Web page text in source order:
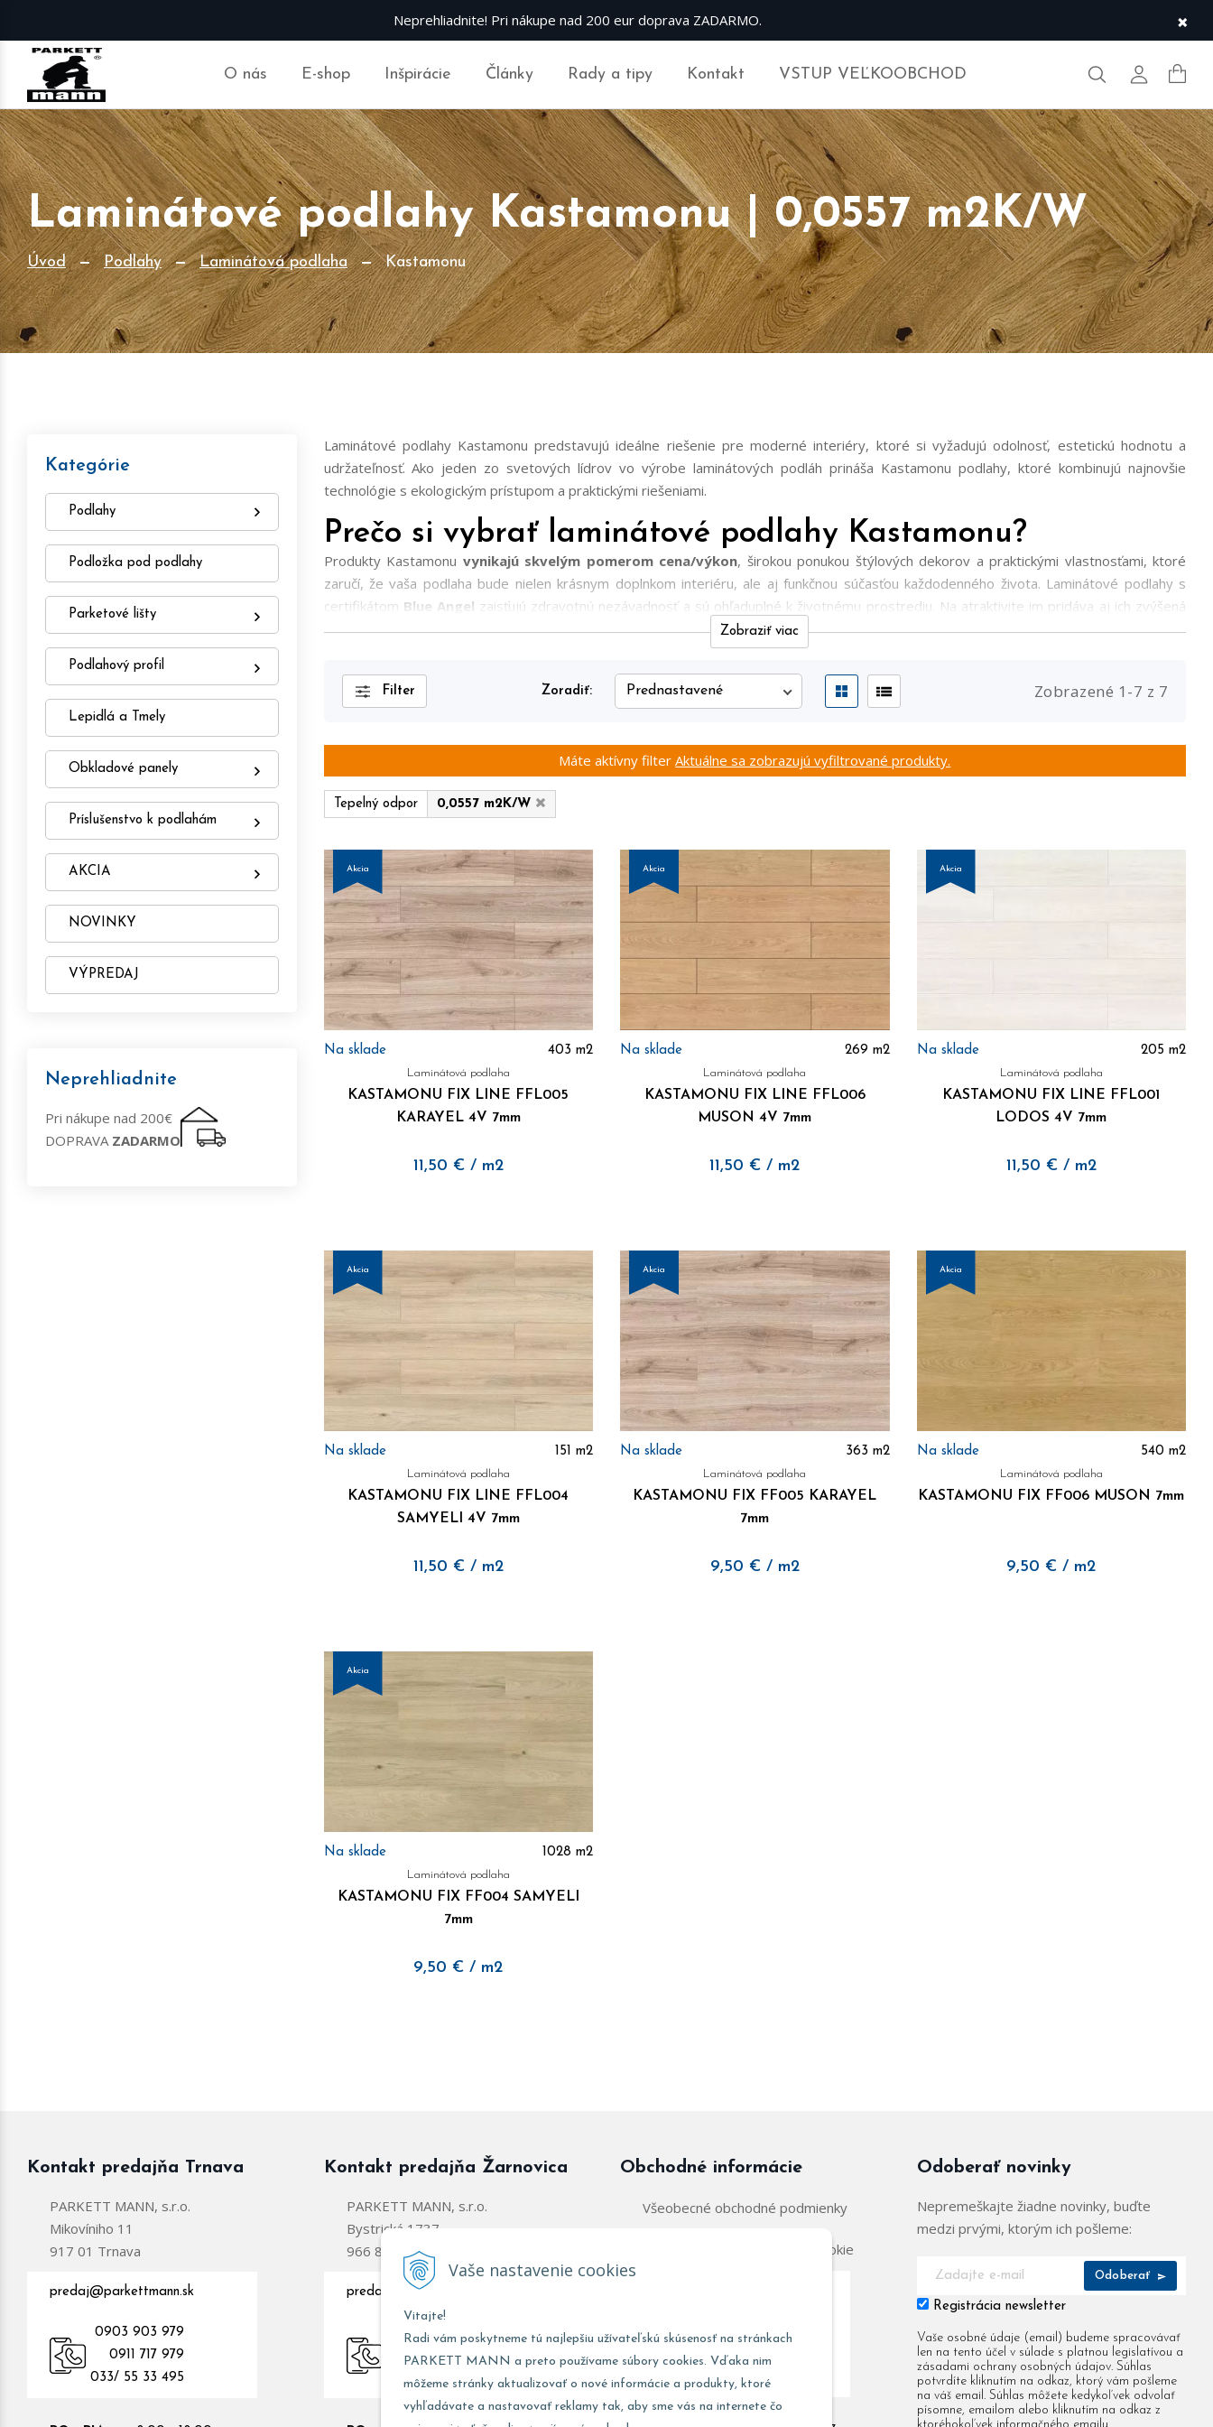
Vaše nastavenie cookies
Vitajte!
Radi vám poskytneme tú najlepšiu užívateľskú skúsenosť na stránkach
PARKETT MANN a preto používame súbory cookies. Vďaka nim
môžeme stránky aktualizovať o nové informácie a produkty, ktoré
vyhľadávate a nastavovať reklamy tak, aby sme vás na internete čo
Neprehliadnite! Pri nákupe nad 200 eur doprava ZADARMO. ×
O nás E-shop Inšpirácie Články Rady a tipy Kontakt VSTUP VEĽKOOBCHOD Hľadať Môj účet
Laminátové podlahy Kastamonu | 0,0557 m2K/W
Úvod Podlahy Laminátová podlaha Kastamonu
Kategórie
Podlahy
Podložka pod podlahy
Parketové lišty
Podlahový profil
Lepidlá a Tmely
Obkladové panely
Príslušenstvo k podlahám
AKCIA
NOVINKY
VÝPREDAJ
Neprehliadnite
Pri nákupe nad 200€
DOPRAVA ZADARMO
Laminátové podlahy Kastamonu predstavujú ideálne riešenie pre moderné interiéry, ktoré si vyžadujú odolnosť, estetickú hodnotu a
udržateľnosť. Ako jeden zo svetových lídrov vo výrobe laminátových podláh prináša Kastamonu podlahy, ktoré kombinujú najnovšie
technológie s ekologickým prístupom a praktickými riešeniami.
Prečo si vybrať laminátové podlahy Kastamonu?
Produkty Kastamonu vynikajú skvelým pomerom cena/výkon, širokou ponukou štýlových dekorov a praktickými vlastnosťami, ktoré
zaručí, že vaša podlaha bude nielen krásnym doplnkom interiéru, ale aj funkčnou súčasťou každodenného života. Laminátové podlahy s
certifikátom Blue Angel zaisťujú zdravotnú nezávadnosť a sú ohľaduplné k životnému prostrediu. Na atraktivite im pridáva aj ich zvýšená
odolnosť proti vodeWATER resistant, ktorý jednotlivé kolekcie podláh KASTAMONU chráni od 24 hodín až po 72 hodín pred vyliatou
vodou. Každá kolekcia Kastamonu je navrhnutá tak, aby vyhovela špecifickým požiadavkám zákazníkov – či už ide o odolnosť pri zaťažení v
domácich ale aj v komerčných priestoroch alebo jednoduchú montáž. Výnimočný dizajn a precízne spracovanie robia z podláh Kastamonu
výbornú voľbu pre každý štýl a rozpočet.
Zobraziť viac
Filter Zoradiť: Zobrazené 1 -7 z 7
Máte aktívny filterAktuálne sa zobrazujú vyfiltrované produkty.
Tepelný odpor 0,0557 m2K/W
Akcia
Na sklade 403 m2
Laminátová podlaha
KASTAMONU FIX LINE FFL005
KARAYEL 4V 7mm
11,50 € / m2
Akcia
Na sklade 269 m2
Laminátová podlaha
KASTAMONU FIX LINE FFL006
MUSON 4V 7mm
11,50 € / m2
Akcia
Na sklade 205 m2
Laminátová podlaha
KASTAMONU FIX LINE FFL001
LODOS 4V 7mm
11,50 € / m2
Akcia
Na sklade 151 m2
Laminátová podlaha
KASTAMONU FIX LINE FFL004
SAMYELI 4V 7mm
11,50 € / m2
Akcia
Na sklade 363 m2
Laminátová podlaha
KASTAMONU FIX FF005 KARAYEL
7mm
9,50 € / m2
Akcia
Na sklade 540 m2
Laminátová podlaha
KASTAMONU FIX FF006 MUSON 7mm
9,50 € / m2
Akcia
Na sklade 1028 m2
Laminátová podlaha
KASTAMONU FIX FF004 SAMYELI
7mm
9,50 € / m2
Kontakt predajňa Trnava
PARKETT MANN, s.r.o.
Mikovíniho 11
917 01 Trnava
predaj@parkettmann.sk
0903 903 979
0911 717 979
033/ 55 33 495
Kontakt predajňa Žarnovica
PARKETT MANN, s.r.o.
Bystrická 1737
966 81 Žarnovica
predajzc@parkettmann.sk
0911 903 979
0902 907 979
Obchodné informácie
Všeobecné obchodné podmienky
Zásady používania súborov cookie
Stred/Východ:
Západ:
0947 900 904
0903 903 955
Odoberať novinky
Nepremeškajte žiadne novinky, buďte
medzi prvými, ktorým ich pošleme:
Odoberať
Registrácia newsletter
Vaše osobné údaje (email) budeme spracovávať
len na tento účel v súlade s platnou legislatívou a
zásadami ochrany osobných údajov. Súhlas
potvrdíte kliknutím na odkaz, ktorý vám pošleme
na váš email. Súhlas môžete kedykoľvek odvolať
písomne, emailom alebo kliknutím na odkaz z